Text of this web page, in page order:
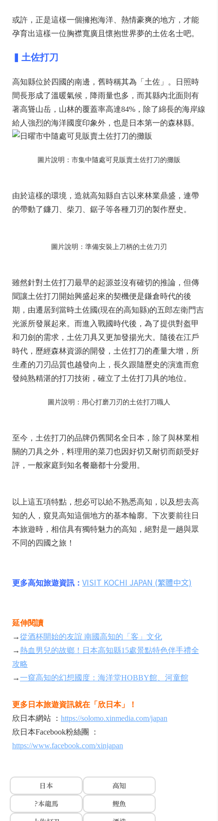
或許，正是這樣一個擁抱海洋、熱情豪爽的地方，才能
孕育出這樣一位胸襟寬廣且懷抱世界夢的土佐名士吧。
土佐打刀
高知縣位於四國的南邊，舊時稱其為「土佐」。日照時
間長形成了溫暖氣候，降雨量也多，而其縣內北面則有
著高聳山岳，山林的覆蓋率高達84%，除了綿長的海岸線
給人強烈的海洋國度印象外，也是日本第一的森林縣。
圖片說明：市集中隨處可見販賣土佐打刀的攤販
由於這樣的環境，造就高知縣自古以來林業鼎盛，連帶
的帶動了鐮刀、柴刀、鋸子等各種刀刃的製作歷史。
圖片說明：準備安裝上刀柄的土佐刀刃
雖然針對土佐打刀最早的起源並沒有確切的推論，但傳
聞讓土佐打刀開始興盛起來的契機便是鎌倉時代的後
期，由遷居到當時土佐國(現在的高知縣)的五郎左衛門吉
光派所發展起來。而進入戰國時代後，為了提供對盔甲
和刀劍的需求，土佐刀具又更加發揚光大。隨後在江戶
時代，歷經森林資源的開發，土佐打刀的產量大增，所
生產的刀刃品質也越發向上，長久跟隨歷史的演進而愈
發純熟精湛的打刀技術，確立了土佐打刀具的地位。
圖片說明：用心打磨刀刃的土佐打刀職人
至今，土佐打刀的品牌仍舊聞名全日本，除了與林業相
關的刀具之外，料理用的菜刀也因好切又耐切而頗受好
評，一般家庭到知名餐廳都十分愛用。
以上這五項特點，想必可以給不熟悉高知，以及想去高
知的人，窺見高知這個地方的基本輪廓。下次要前往日
本旅遊時，相信具有獨特魅力的高知，絕對是一趟與眾
不同的四國之旅！
更多高知旅遊資訊： VISIT KOCHI JAPAN (繁體中文)
延伸閱讀
→從酒杯開始的友誼 南國高知的「客」文化
→熱血男兒的故鄉！日本高知縣15處景點特色伴手禮全
攻略
→一窺高知的幻想國度：海洋堂HOBBY館、河童館
更多日本旅遊資訊就在「欣日本」！
欣日本網站 ： https://solomo.xinmedia.com/japan
欣日本Facebook粉絲團 ：
https://www.facebook.com/xinjapan
日本
高知
?本龍馬
鰹魚